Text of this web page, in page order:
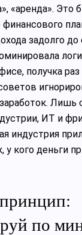
«аренда». Это
финансового
задолго
получка
Лишь
ИТ и
индустрия
у кого деньги
по